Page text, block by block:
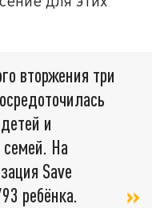
вторжения три
и
На
Save
ребёнка.